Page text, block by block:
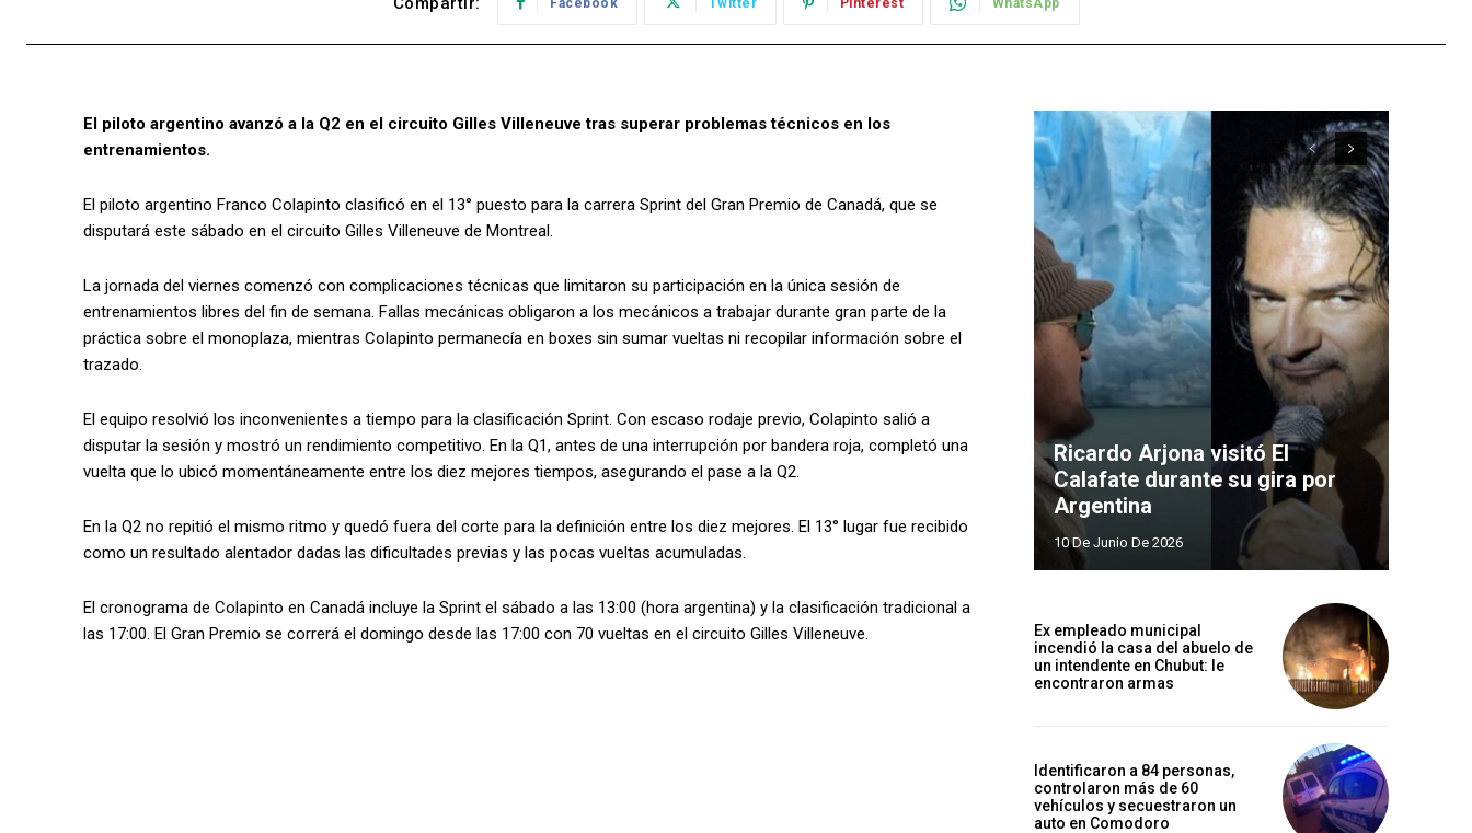
Facebook Twitter Pinterest WhatsApp
El piloto argentino avanzó a la Q2 en el circuito Gilles Villeneuve tras superar problemas técnicos en los
entrenamientos.
El piloto argentino Franco Colapinto clasificó en el 13° puesto para la carrera Sprint del Gran Premio de Canadá, que se
disputará este sábado en el circuito Gilles Villeneuve de Montreal.
La jornada del viernes comenzó con complicaciones técnicas que limitaron su participación en la única sesión de
entrenamientos libres del fin de semana. Fallas mecánicas obligaron a los mecánicos a trabajar durante gran parte de la
práctica sobre el monoplaza, mientras Colapinto permanecía en boxes sin sumar vueltas ni recopilar información sobre el
trazado.
El equipo resolvió los inconvenientes a tiempo para la clasificación Sprint. Con escaso rodaje previo, Colapinto salió a
disputar la sesión y mostró un rendimiento competitivo. En la Q1, antes de una interrupción por bandera roja, completó una
vuelta que lo ubicó momentáneamente entre los diez mejores tiempos, asegurando el pase a la Q2.
En la Q2 no repitió el mismo ritmo y quedó fuera del corte para la definición entre los diez mejores. El 13° lugar fue recibido
como un resultado alentador dadas las dificultades previas y las pocas vueltas acumuladas.
El cronograma de Colapinto en Canadá incluye la Sprint el sábado a las 13:00 (hora argentina) y la clasificación tradicional a
las 17:00. El Gran Premio se correrá el domingo desde las 17:00 con 70 vueltas en el circuito Gilles Villeneuve.
Ricardo Arjona visitó El
Calafate durante su gira por
Argentina
10 De Junio De 2026
Ex empleado municipal
incendió la casa del abuelo de
un intendente en Chubut: le
encontraron armas
Identificaron a 84 personas,
controlaron más de 60
vehículos y secuestraron un
auto en Comodoro